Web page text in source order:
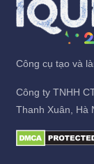
Công cụ tạo và
Công ty TNHH
Thanh Xuân, Hà